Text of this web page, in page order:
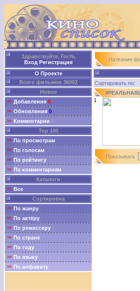
Здравствуйте, Гость
Вход Регистрация
О Проекте
Всего фильмов 36002
Новое
Добавления 0
Обновления 0
Комментарии 0
Top 100
По просмотрам
По голосам
По рейтингу
По комментариям
Каталоги
Все
Сортировка
По жанру
По актёру
По режиссеру
По стране
По году
По языку
По алфавиту
Название
Сортировать по:
1
Показывать